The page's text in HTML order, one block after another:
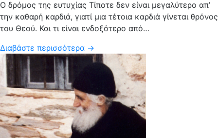
Ο δρόμος της ευτυχίας Τίποτε δεν είναι μεγαλύτερο απ’
την καθαρή καρδιά, γιατί μια τέτοια καρδιά γίνεται θρόνος
του Θεού. Και τι είναι ενδοξότερο από…
Διαβάστε περισσότερα →